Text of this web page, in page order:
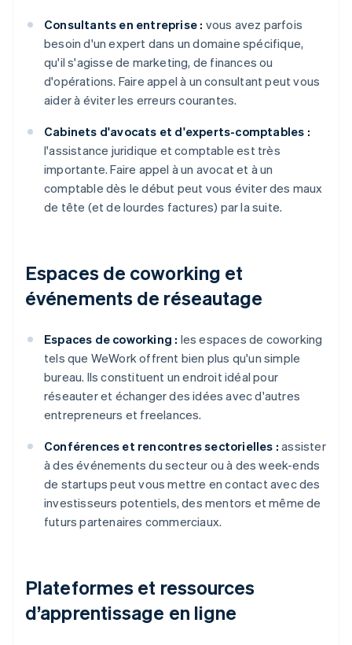
Consultants en entreprise : vous avez parfois
besoin d'un expert dans un domaine spécifique,
qu'il s'agisse de marketing, de finances ou
d'opérations. Faire appel à un consultant peut vous
aider à éviter les erreurs courantes.
Cabinets d'avocats et d'experts-comptables :
l'assistance juridique et comptable est très
importante. Faire appel à un avocat et à un
comptable dès le début peut vous éviter des maux
de tête (et de lourdes factures) par la suite.
Espaces de coworking et
événements de réseautage
Espaces de coworking : les espaces de coworking
tels que WeWork offrent bien plus qu'un simple
bureau. Ils constituent un endroit idéal pour
réseauter et échanger des idées avec d'autres
entrepreneurs et freelances.
Conférences et rencontres sectorielles : assister
à des événements du secteur ou à des week-ends
de startups peut vous mettre en contact avec des
investisseurs potentiels, des mentors et même de
futurs partenaires commerciaux.
Plateformes et ressources
d’apprentissage en ligne